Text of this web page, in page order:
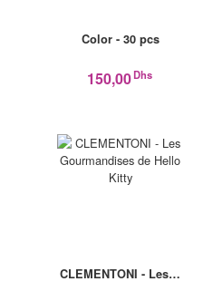
Color - 30 pcs
150,00Dhs
CLEMENTONI - Les…